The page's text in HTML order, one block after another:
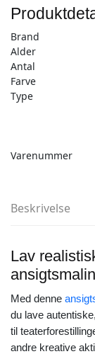
Brand
Alder
Antal
Farve
Type
Varenummer
Beskrivelse
Lav
Med denne
du lave
til
andre kreative